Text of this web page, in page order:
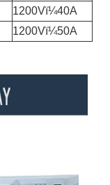
1200Vï¼40A
1200Vï¼50A